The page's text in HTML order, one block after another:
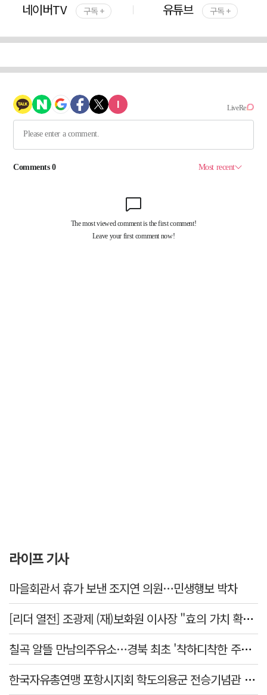
네이버TV 구독 + 유튜브 구독 +
라이프 기사
마을회관서 휴가 보낸 조지연 의원…민생행보 박차
[리더 열전] 조광제 (재)보화원 이사장 "효의 가치 확산 위해 젊은층 참여 이끌어낼 것"
칠곡 알뜰 만남의주유소…경북 최초 '착하디착한 주유소' 선정
한국자유총연맹 포항시지회 학도의용군 전승기념관 방문